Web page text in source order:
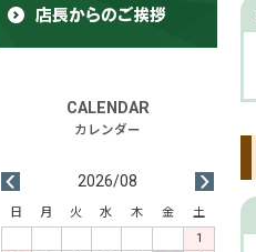
2026/08
日 月 火 水 木 金
土
1